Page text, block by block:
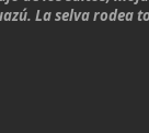
La selva rodea